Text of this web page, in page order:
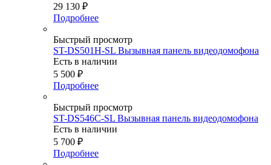
29 130 ₽
Подробнее
Быстрый просмотр
ST-DS501H-SL Вызывная панель видеодомофона
Есть в наличии
5 500 ₽
Подробнее
Быстрый просмотр
ST-DS546C-SL Вызывная панель видеодомофона
Есть в наличии
5 700 ₽
Подробнее